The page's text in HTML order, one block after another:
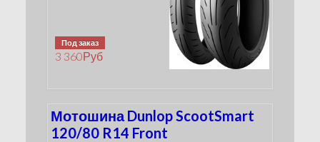
Под заказ
3 360Руб
Мотошина Dunlop ScootSmart
120/80 R14 Front